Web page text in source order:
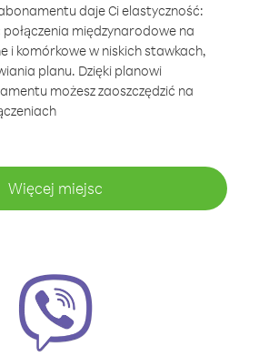
daje Ci elastyczność:
międzynarodowe na
i komórkowe w niskich stawkach,
planu. Dzięki planowi
możesz zaoszczędzić na
Więcej miejsc